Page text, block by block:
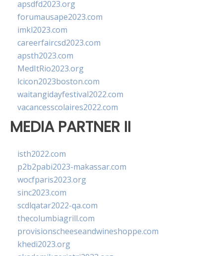
apsdfd2023.org
forumausape2023.com
imkl2023.com
careerfaircsd2023.com
apsth2023.com
MedItRio2023.org
lcicon2023boston.com
waitangidayfestival2022.com
vacancesscolaires2022.com
MEDIA PARTNER II
isth2022.com
p2b2pabi2023-makassar.com
wocfparis2023.org
sinc2023.com
scdlqatar2022-qa.com
thecolumbiagrill.com
provisionscheeseandwineshoppe.com
khedi2023.org